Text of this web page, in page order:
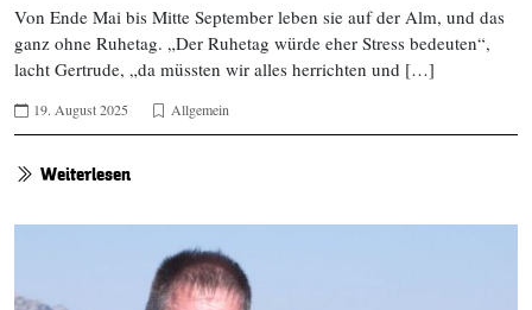
Von Ende Mai bis Mitte September leben sie auf der Alm, und das
ganz ohne Ruhetag. „Der Ruhetag würde eher Stress bedeuten“,
lacht Gertrude, „da müssten wir alles herrichten und […]
19. August 2025 Allgemein
Weiterlesen